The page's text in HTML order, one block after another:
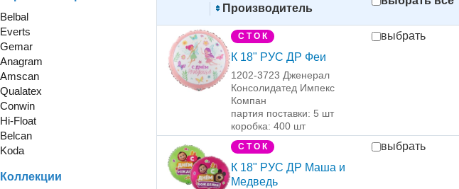
Belbal
Everts
Gemar
Anagram
Amscan
Qualatex
Conwin
Hi-Float
Belcan
Koda
Коллекции
Производитель
С Т О К
К 18" РУС ДР Феи
1202-3723 Дженерал
Консолидатед Импекс
Компан
партия поставки: 5 шт
коробка: 400 шт
выбрать
С Т О К
К 18" РУС ДР Маша и
Медведь
выбрать